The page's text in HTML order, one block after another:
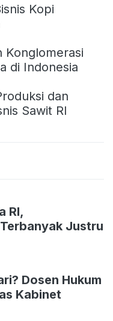
Kopi
Konglomerasi
di Indonesia
dan
Sawit RI
RI,
Justru
Dosen Hukum
Kabinet